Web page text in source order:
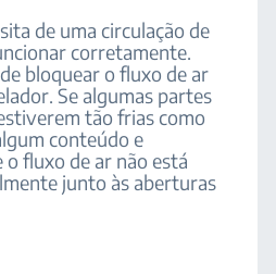
de uma circulação de
corretamente.
bloquear o fluxo de ar
Se algumas partes
tão frias como
conteúdo e
fluxo de ar não está
junto às aberturas